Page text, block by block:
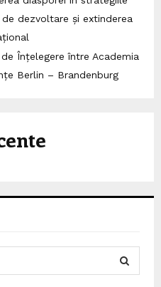
dezvoltare și extinderea
Înțelegere între Academia
Berlin – Brandenburg